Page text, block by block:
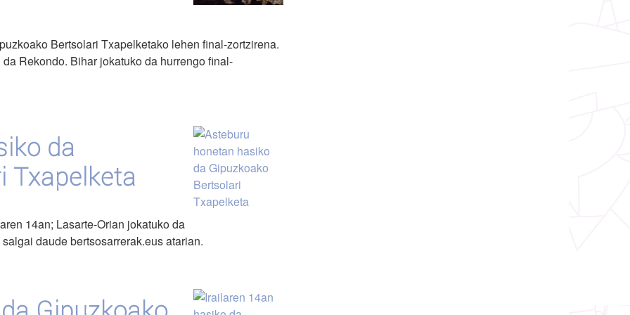
Bertsolari Txapelketako lehen final-zortzirena.
Rekondo. Bihar jokatuko da hurrengo final-
da
Txapelketa
14an; Lasarte-Orian jokatuko da
daude bertsosarrerak.eus atarian.